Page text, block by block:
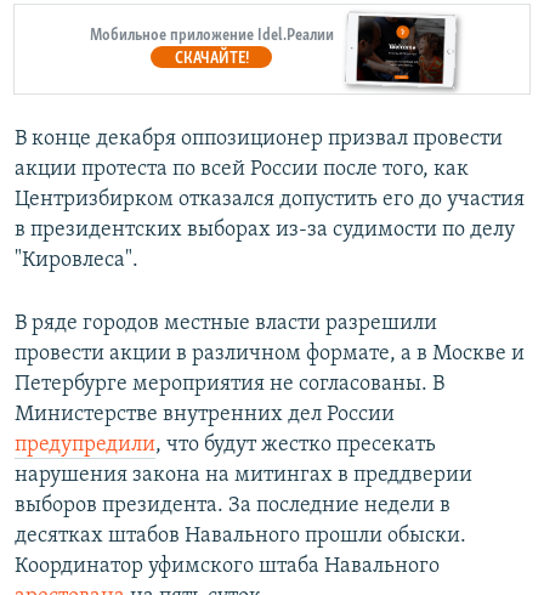
Мобильное приложение Idel.Реалии
СКАЧАЙТЕ!
В конце декабря оппозиционер призвал провести
акции протеста по всей России после того, как
Центризбирком отказался допустить его до участия
в президентских выборах из-за судимости по делу
"Кировлеса".
В ряде городов местные власти разрешили
провести акции в различном формате, а в Москве и
Петербурге мероприятия не согласованы. В
Министерстве внутренних дел России
предупредили, что будут жестко пресекать
нарушения закона на митингах в преддверии
выборов президента. За последние недели в
десятках штабов Навального прошли обыски.
Координатор уфимского штаба Навального